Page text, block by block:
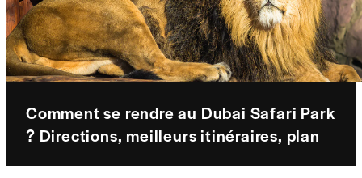
Comment se rendre au Dubai Safari Park
? Directions, meilleurs itinéraires, plan